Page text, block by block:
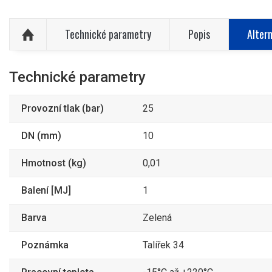
Technické parametry Popis
Technické parametry
Provozní tlak (bar) 25
DN (mm) 10
Hmotnost (kg) 0,01
Balení [MJ] 1
Barva Zelená
Poznámka Talířek 34